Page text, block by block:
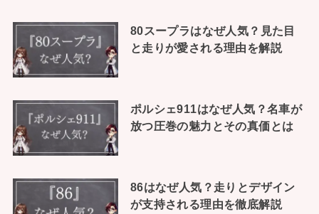
80スープラはなぜ人気？見た目
と走りが愛される理由を解説
ポルシェ911はなぜ人気？名車が
放つ圧巻の魅力とその真価とは
86はなぜ人気？走りとデザイン
が支持される理由を徹底解説